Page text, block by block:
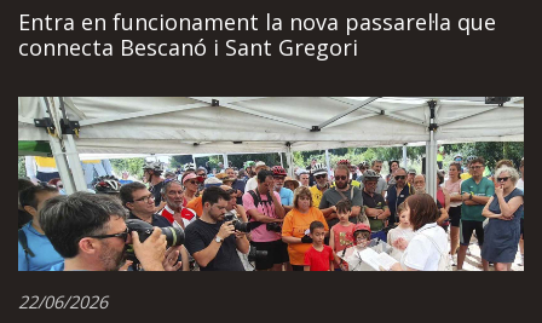
Entra en funcionament la nova passarel·la que
connecta Bescanó i Sant Gregori
22/06/2026